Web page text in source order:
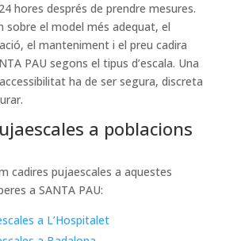
hores després de prendre mesures.
sobre el model més adequat, el
el manteniment i el preu cadira
PAU segons el tipus d’escala. Una
ha de ser segura, discreta
a poblacions
cadires pujaescales a aquestes
a SANTA PAU:
a L’Hospitalet